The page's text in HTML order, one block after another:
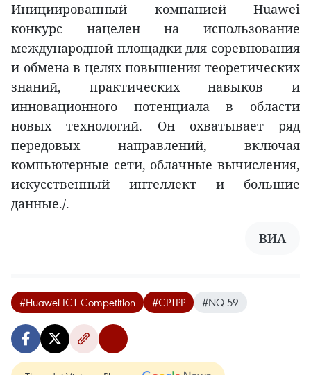
Инициированный компанией Huawei
конкурс нацелен на использование
международной площадки для соревнования
и обмена в целях повышения теоретических
знаний, практических навыков и
инновационного потенциала в области
новых технологий. Он охватывает ряд
передовых направлений, включая
компьютерные сети, облачные вычисления,
искусственный интеллект и большие
данные./.
ВИА
#Huawei ICT Competition #CPTPP #NQ 59